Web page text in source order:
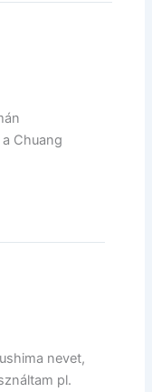
Chuang
nevet,
pl.